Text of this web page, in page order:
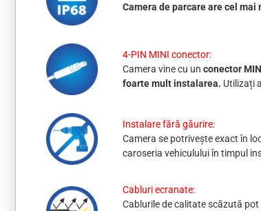
Camera de parcare are cel
4-PIN MINI conector:
Camera vine cu un conector
foarte mult instalarea. Utilizați
Instalare fără găurire:
Camera se potrivește exact în
caroseria vehiculului în timpul
Cabluri ecranate:
Cablurile de calitate scăzută